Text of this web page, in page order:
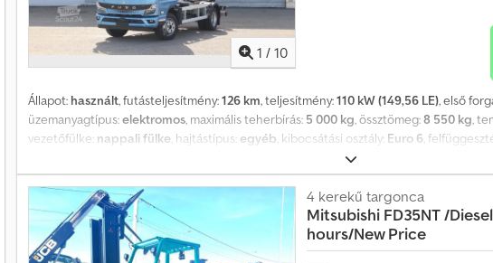
1 / 10
Állapot: használt, futásteljesítmény:126 km, teljesítmény:110 kW (149,56 LE), első
üzemanyagtípus:elektromos , maximális teherbírás: 5 000 kg , össztömeg:8 550 kg ,
vezetőfülke: nappali fülke , hajtástípus: egyéb , kibocsátási osztály: Euro 6 ,
ajánlat nem kötelező érvényű. A tévedés és az időközi értékesítés jogát fenntartjuk.
aktuális napi árfolyam érvényes. Az érvényes valuta a jármű helyszínének pénzneme.
terhelhetőség 4-5 t, megengedett össztömeg 6 t-tól, tengelytáv: 3400 mm, fűthető
vezetőoldali légzsák, tolatókamera is tartozék. Dsdpfxszrimze An Ueck
4 kerekű targonca
Mitsubishi FD35NT /
hours/New Price